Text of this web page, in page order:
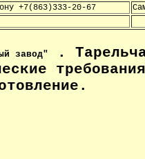
+7(863)333-20-67
завод"
.
.